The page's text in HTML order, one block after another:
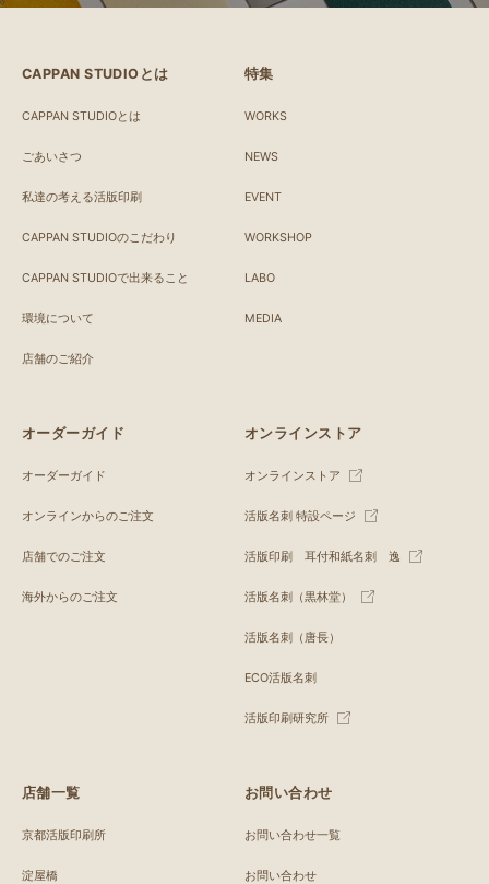
CAPPAN STUDIOとは
CAPPAN STUDIOとは
ごあいさつ
私達の考える活版印刷
CAPPAN STUDIOのこだわり
CAPPAN STUDIOで出来ること
環境について
店舗のご紹介
特集
WORKS
NEWS
EVENT
WORKSHOP
LABO
MEDIA
オーダーガイド
オーダーガイド
オンラインからのご注文
店舗でのご注文
海外からのご注文
オンラインストア
オンラインストア
活版名刺 特設ページ
活版印刷 耳付和紙名刺 逸
活版名刺（黒林堂）
活版名刺（唐長）
ECO活版名刺
活版印刷研究所
店舗一覧
京都活版印刷所
淀屋橋
お問い合わせ
お問い合わせ一覧
お問い合わせ